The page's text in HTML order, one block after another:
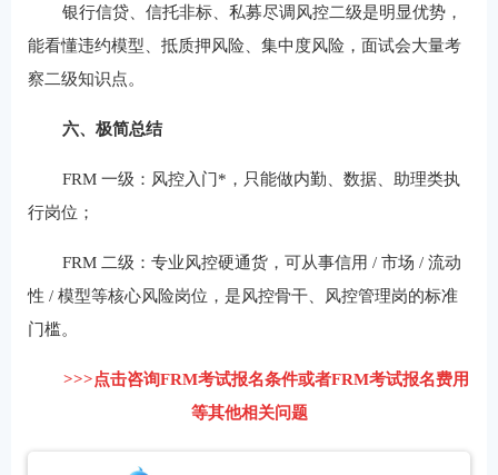
银行信贷、信托非标、私募尽调风控二级是明显优势，
能看懂违约模型、抵质押风险、集中度风险，面试会大量考
察二级知识点。
六、极简总结
FRM 一级：风控入门*，只能做内勤、数据、助理类执
行岗位；
FRM 二级：专业风控硬通货，可从事信用 / 市场 / 流动
性 / 模型等核心风险岗位，是风控骨干、风控管理岗的标准
门槛。
>>>点击咨询FRM考试报名条件或者FRM考试报名费用
等其他相关问题